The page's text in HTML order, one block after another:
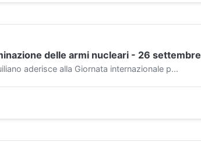
delle armi nucleari - 26 settembre
aderisce alla Giornata internazionale p...